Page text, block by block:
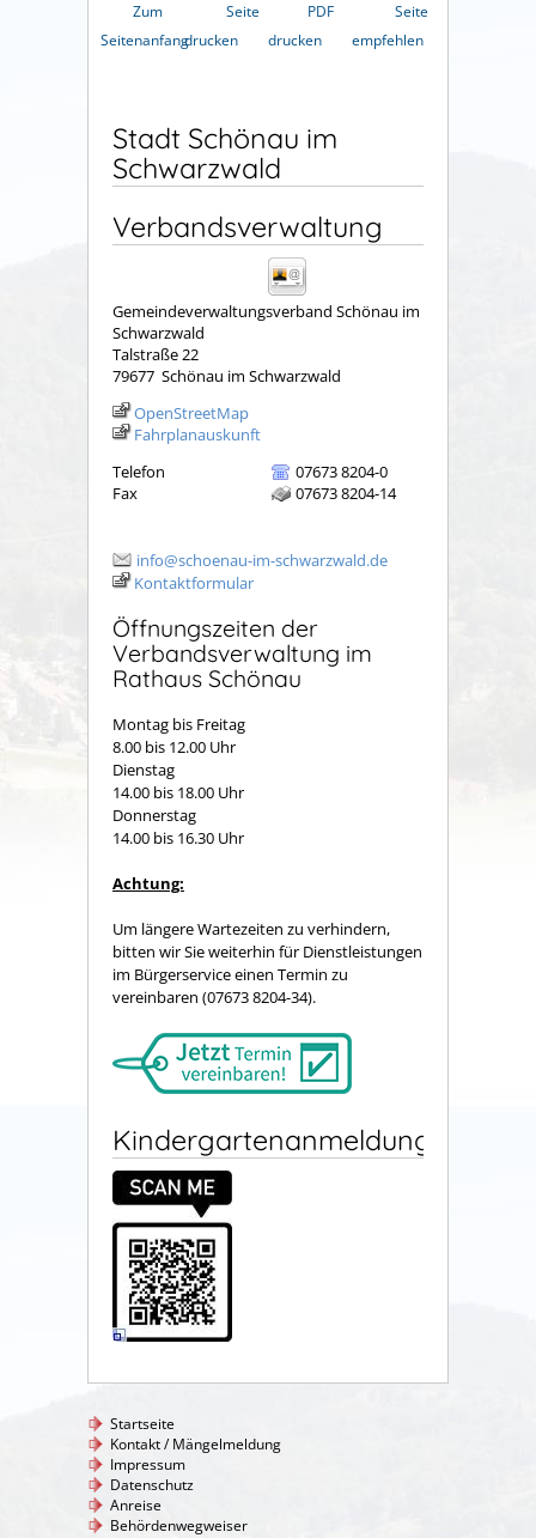
Zum
Seitenanfang
Seite
drucken
PDF
drucken
Seite
empfehlen
Stadt Schönau im
Schwarzwald
Verbandsverwaltung
Gemeindeverwaltungsverband Schönau im
Schwarzwald
Talstraße 22
79677 Schönau im Schwarzwald
OpenStreetMap
Fahrplanauskunft
Telefon
07673 8204-0
Fax
07673 8204-14
info@schoenau-im-schwarzwald.de
Kontaktformular
Öffnungszeiten der
Verbandsverwaltung im
Rathaus Schönau
Montag bis Freitag
8.00 bis 12.00 Uhr
Dienstag
14.00 bis 18.00 Uhr
Donnerstag
14.00 bis 16.30 Uhr
Achtung:
Um längere Wartezeiten zu verhindern,
bitten wir Sie weiterhin für Dienstleistungen
im Bürgerservice einen Termin zu
vereinbaren (07673 8204-34).
Kindergartenanmeldung
Startseite
Kontakt / Mängelmeldung
Impressum
Datenschutz
Anreise
Behördenwegweiser